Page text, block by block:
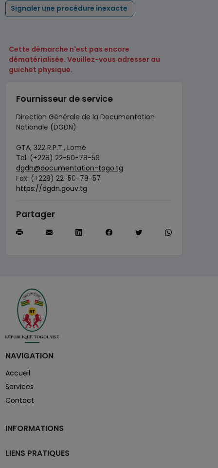
Signaler une procédure inexacte
Cette démarche n'est pas encore
dématérialisée. Veuillez-vous adresser au
guichet physique.
Fournisseur de service
Direction Générale de la Documentation
Nationale (DGDN)
GTA, 322 R.P.T., Lomé
Tel: (+228) 22-50-78-56
dgdn@documentation-togo.tg
Fax: (+228) 22-50-78-57
https://dgdn.gouv.tg
Partager
NAVIGATION
Accueil
Services
Contact
INFORMATIONS
LIENS PRATIQUES